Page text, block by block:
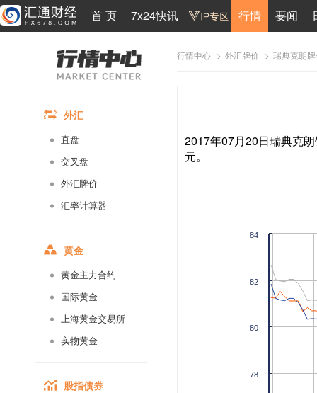
首 页 7x24快讯 行情 要闻
外汇
直盘
交叉盘
外汇牌价
汇率计算器
黄金
黄金主力合约
国际黄金
上海黄金交易所
实物黄金
股指债券
行情中心 > 外汇牌价 > 瑞典克朗
2017年07月20日瑞典克
元。
78
80
82
84